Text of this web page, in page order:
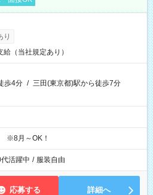
り
（当社規定あり）
歩4分 / 三田(東京都)駅から徒歩7分
※8月～OK！
活躍中 / 服装自由
応募する 詳細へ